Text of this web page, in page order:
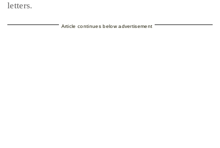
letters.
Article continues below advertisement